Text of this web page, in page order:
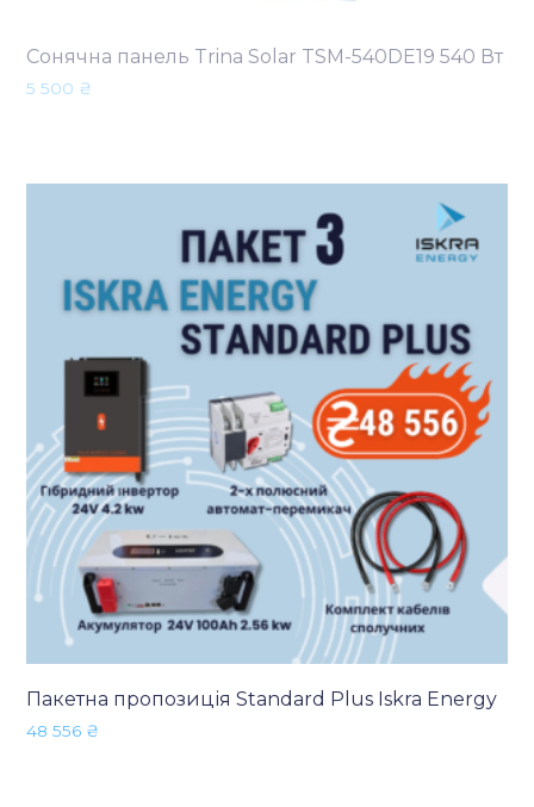
Сонячна панель Trina Solar TSM-540DE19 540 Вт
5 500 ₴
Пакетна пропозиція Standard Plus Iskra Energy
48 556 ₴